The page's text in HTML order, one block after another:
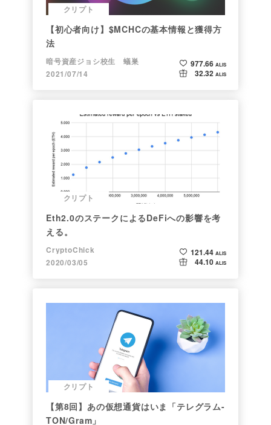
クリプト
【初心者向け】$MCHCの基本情報と獲得方
法
暗号資産ジョシ校生 蟻巣
2021/07/14
977.66 ALIS
32.32 ALIS
クリプト
Eth2.0のステークによるDeFiへの影響を考
える。
CryptoChick
2020/03/05
121.44 ALIS
44.10 ALIS
クリプト
【第8回】あの仮想通貨はいま「テレグラム-
TON/Gram」